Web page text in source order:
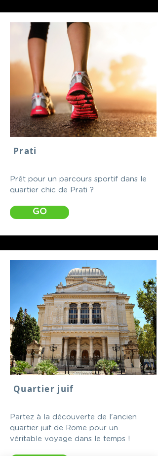
Prati
Prêt pour un parcours sportif dans le
quartier chic de Prati ?
GO
Quartier juif
Partez à la découverte de l'ancien
quartier juif de Rome pour un
véritable voyage dans le temps !